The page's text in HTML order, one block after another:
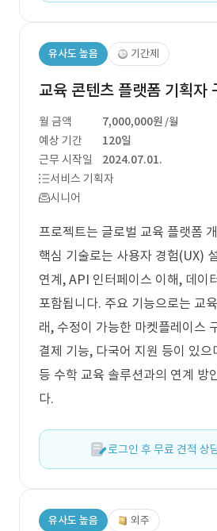
유사도 높음 기간제
교육 콘텐츠 플랫폼 기획자
월 금액 7,000,000원 /월
예상 기간
120일
근무 시작일
2024.07.01.
서비스 기획자
시니어
프로젝트는 글로벌 교육 플랫폼
핵심 기술로는 사용자 경험(UX)
연계, API 인터페이스 이해, 데이
포함됩니다. 주요 기능으로는 교
래, 수정이 가능한 마켓플레이스
결제 기능, 다국어 지원 등이 있으
등 수학 교육 솔루션과의 연계 방
다.
로그인 후 무료 견적 상
유사도 높음 외주